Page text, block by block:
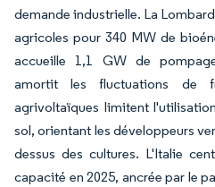
demande industrielle. La
agricoles pour 340 MW de
accueille 1,1 GW de
amortit les fluctuations de
agrivoltaïques limitent
sol, orientant les développeurs
dessus des cultures. L'Italie
capacité en 2025, ancrée par le